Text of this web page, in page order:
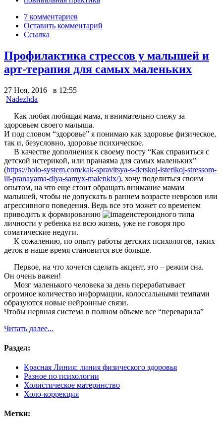
7 комментариев
Оставить комментарий
Ссылка
Профилактика стрессов у малышей и
арт-терапия для самых маленьких
27 Ноя, 2016 в 12:55
Nadezhda
Как любая любящая мама, я внимательно слежу за
здоровьем своего малыша.
И под словом “здоровье” я понимаю как здоровье физическое,
так и, безусловно, здоровье психическое.
В качестве дополнения к своему посту “Как справиться с
детской истерикой, или пранаяма для самых маленьких”
(https://holo-system.com/kak-spravitsya-s-detskoj-isterikoj-stressom-
ili-pranayama-dlya-samyx-malenkix/), хочу поделиться своим
опытом, на что еще стоит обращать внимание мамам
малышей, чтобы не допускать в раннем возрасте неврозов или
агрессивного поведения. Ведь все это может со временем
приводить к формированию
истероидного типа
личности у ребенка на всю жизнь, уже не говоря про
соматические недуги.
К сожалению, по опыту работы детских психологов, таких
деток в наше время становится все больше.
Первое, на что хочется сделать акцент, это – режим сна.
Он очень важен!
Мозг маленького человека за день перерабатывает
огромное количество информации, колоссальными темпами
образуются новые нейронные связи.
Чтобы нервная система в полном объеме все “переварила”
Читать далее...
Раздел:
Красная Линия: линия физического здоровья
Разное по психологии
Холистическое материнство
Холо-коррекция
Метки: